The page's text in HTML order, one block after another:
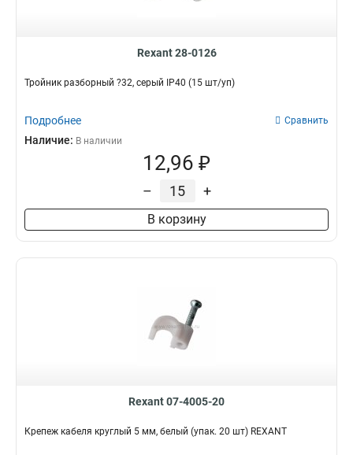
Rexant 28-0126
Тройник разборный ?32, серый IP40 (15 шт/уп)
Подробнее Сравнить
Наличие: В наличии
12,96 ₽
– +
В корзину
Rexant 07-4005-20
Крепеж кабеля круглый 5 мм, белый (упак. 20 шт) REXANT